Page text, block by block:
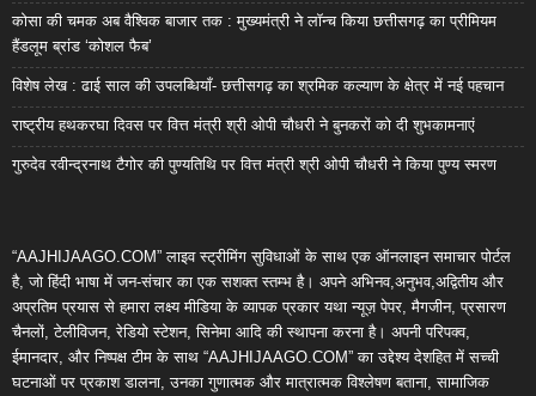
कोसा की चमक अब वैश्विक बाजार तक : मुख्यमंत्री ने लॉन्च किया छत्तीसगढ़ का प्रीमियम
हैंडलूम ब्रांड ‘कोशल फैब’
विशेष लेख : ढाई साल की उपलब्धियाँ- छत्तीसगढ़ का श्रमिक कल्याण के क्षेत्र में नई पहचान
राष्ट्रीय हथकरघा दिवस पर वित्त मंत्री श्री ओपी चौधरी ने बुनकरों को दी शुभकामनाएं
गुरुदेव रवीन्द्रनाथ टैगोर की पुण्यतिथि पर वित्त मंत्री श्री ओपी चौधरी ने किया पुण्य स्मरण
“AAJHIJAAGO.COM” लाइव स्ट्रीमिंग सुविधाओं के साथ एक ऑनलाइन समाचार पोर्टल
है, जो हिंदी भाषा में जन-संचार का एक सशक्त स्तम्भ है। अपने अभिनव,अनुभव,अद्वितीय और
अप्रतिम प्रयास से हमारा लक्ष्य मीडिया के व्यापक प्रकार यथा न्यूज़ पेपर, मैगजीन, प्रसारण
चैनलों, टेलीविजन, रेडियो स्टेशन, सिनेमा आदि की स्थापना करना है। अपनी परिपक्व,
ईमानदार, और निष्पक्ष टीम के साथ “AAJHIJAAGO.COM” का उद्देश्य देशहित में सच्ची
घटनाओं पर प्रकाश डालना, उनका गुणात्मक और मात्रात्मक विश्लेषण बताना, सामाजिक